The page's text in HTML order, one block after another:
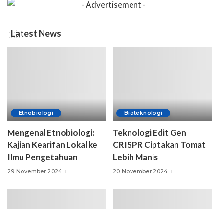
Latest News
Etnobiologi
Mengenal Etnobiologi:
Kajian Kearifan Lokal ke
Ilmu Pengetahuan
29 November 2024
Bioteknologi
Teknologi Edit Gen
CRISPR Ciptakan Tomat
Lebih Manis
20 November 2024